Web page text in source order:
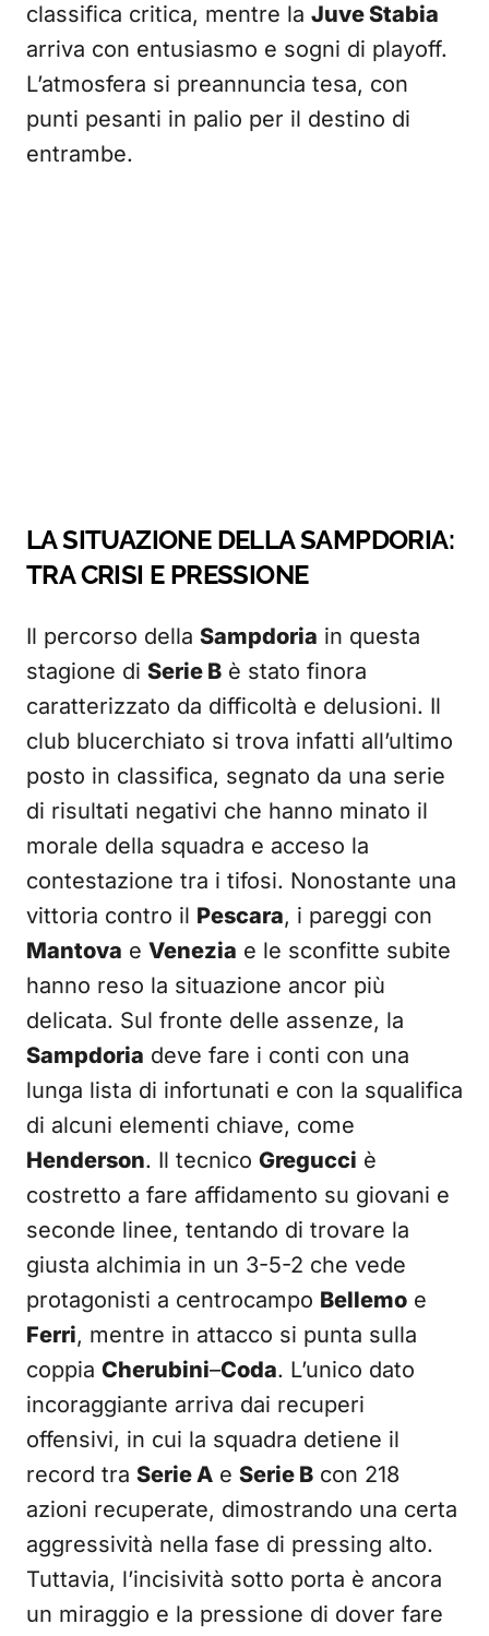
classifica critica, mentre la Juve Stabia
arriva con entusiasmo e sogni di playoff.
L’atmosfera si preannuncia tesa, con
punti pesanti in palio per il destino di
entrambe.
LA SITUAZIONE DELLA SAMPDORIA:
TRA CRISI E PRESSIONE
Il percorso della Sampdoria in questa
stagione di Serie B è stato finora
caratterizzato da difficoltà e delusioni. Il
club blucerchiato si trova infatti all’ultimo
posto in classifica, segnato da una serie
di risultati negativi che hanno minato il
morale della squadra e acceso la
contestazione tra i tifosi. Nonostante una
vittoria contro il Pescara, i pareggi con
Mantova e Venezia e le sconfitte subite
hanno reso la situazione ancor più
delicata. Sul fronte delle assenze, la
Sampdoria deve fare i conti con una
lunga lista di infortunati e con la squalifica
di alcuni elementi chiave, come
Henderson. Il tecnico Gregucci è
costretto a fare affidamento su giovani e
seconde linee, tentando di trovare la
giusta alchimia in un 3-5-2 che vede
protagonisti a centrocampo Bellemo e
Ferri, mentre in attacco si punta sulla
coppia Cherubini–Coda. L’unico dato
incoraggiante arriva dai recuperi
offensivi, in cui la squadra detiene il
record tra Serie A e Serie B con 218
azioni recuperate, dimostrando una certa
aggressività nella fase di pressing alto.
Tuttavia, l’incisività sotto porta è ancora
un miraggio e la pressione di dover fare